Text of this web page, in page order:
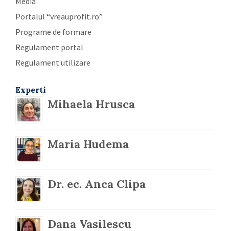
Portalul “vreauprofit.ro”
Programe de formare
Regulament portal
Regulament utilizare
Experti
Mihaela Hrusca
Maria Hudema
Dr. ec. Anca Clipa
Dana Vasilescu